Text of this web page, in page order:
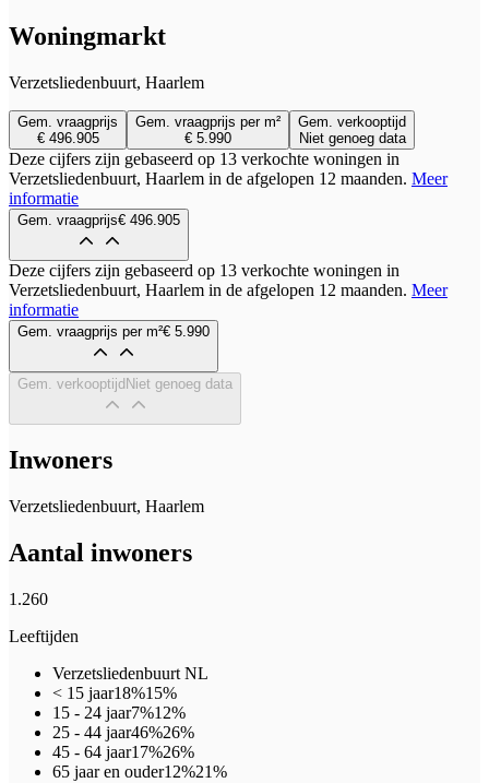
Woningmarkt
Verzetsliedenbuurt, Haarlem
Gem. vraagprijs
€ 496.905
Gem. vraagprijs per m²
€ 5.990
Gem. verkooptijd
Niet genoeg data
Deze cijfers zijn gebaseerd op 13 verkochte woningen in
Verzetsliedenbuurt, Haarlem in de afgelopen 12 maanden. Meer
informatie
Gem. vraagprijs€ 496.905
Deze cijfers zijn gebaseerd op 13 verkochte woningen in
Verzetsliedenbuurt, Haarlem in de afgelopen 12 maanden. Meer
informatie
Gem. vraagprijs per m²€ 5.990
Gem. verkooptijdNiet genoeg data
Inwoners
Verzetsliedenbuurt, Haarlem
Aantal inwoners
1.260
Leeftijden
Verzetsliedenbuurt NL
< 15 jaar18%15%
15 - 24 jaar7%12%
25 - 44 jaar46%26%
45 - 64 jaar17%26%
65 jaar en ouder12%21%